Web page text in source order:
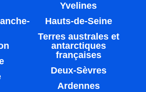
Yvelines
Hauts-de-Seine
Terres australes et
antarctiques
françaises
Deux-Sèvres
Ardennes